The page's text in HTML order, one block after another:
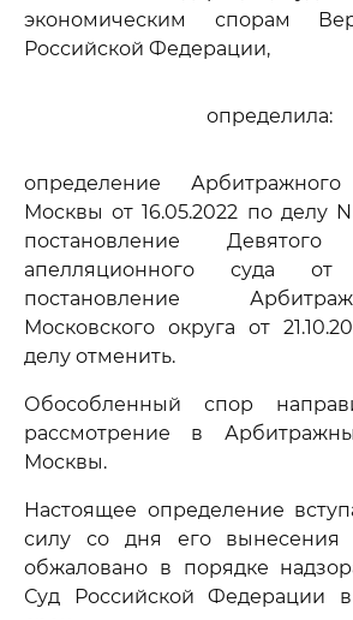
экономическим спорам
Российской Федерации,
определила:
определение
Москвы от 16.05.2022 по делу N
постановление Девятого
апелляционного суда от
постановление
Московского округа от
делу отменить.
Обособленный спор
рассмотрение в
Москвы.
Настоящее определение
силу со дня его
обжаловано в порядке
Суд Российской Федерации